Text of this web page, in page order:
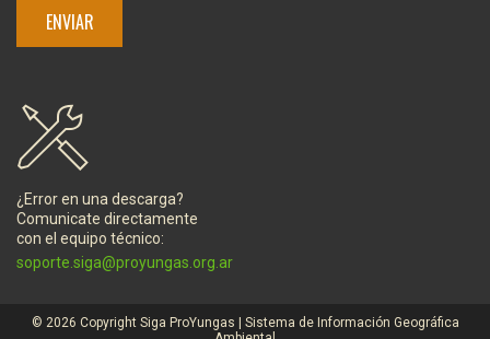
¿Error en una descarga?
Comunicate directamente
con el equipo técnico:
soporte.siga@proyungas.org.ar
© 2026 Copyright Siga ProYungas | Sistema de Información Geográfica